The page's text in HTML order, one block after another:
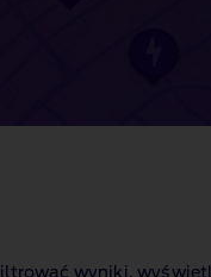
wyniki,